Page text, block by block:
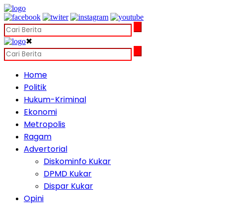
✖
Home
Politik
Hukum-Kriminal
Ekonomi
Metropolis
Ragam
Advertorial
Diskominfo Kukar
DPMD Kukar
Dispar Kukar
Opini